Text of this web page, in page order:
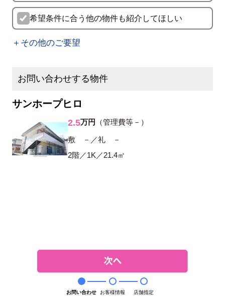
希望条件に合う他の物件も紹介してほしい
＋その他のご要望
お問い合わせする物件
サンホープヒロ
2.5万円 （管理費等－）
敷 －／礼 －
2階／1K／21.4㎡
お問い合わせ お客様情報 店舗指定